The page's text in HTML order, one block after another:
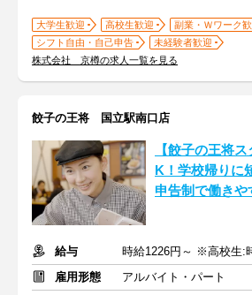
大学生歓迎 高校生歓迎
副業・Ｗワーク
シフト自由・自己申告
未経験者歓迎
株式会社 京樽の求人一覧を見る
餃子の王将 国立駅南口店
【餃子の王将
K！学校帰りに
申告制で働き
給与
時給1226円～ ※高校生:
雇用形態
アルバイト・パート